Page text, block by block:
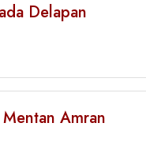
Delapan
Amran